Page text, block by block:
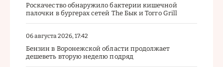
Роскачество обнаружило бактерии кишечной
палочки в бургерах сетей The Бык и Torro Grill
06 августа 2026, 17:42
Бензин в Воронежской области продолжает
дешеветь вторую неделю подряд